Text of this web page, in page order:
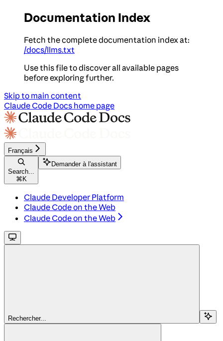
Documentation Index
Fetch the complete documentation index at:
/docs/llms.txt
Use this file to discover all available pages
before exploring further.
Skip to main content
Claude Code Docs home page
Français
Search...
⌘ K
Demander à l'assistant
Claude Developer Platform
Claude Code on the Web
Claude Code on the Web
Rechercher...